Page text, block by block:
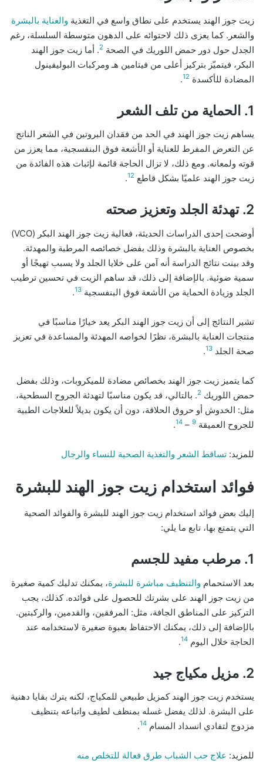
زيت جوز الهند يستخدم على نطاق واسع في التغذية والعناية بالبشرة
والشعر. كما يعزى ذلك لاحتوائه على الدهون متوسطة السلسلة، رغم
الجدل حول دور حمض اللوريك في الصحة 2. أما زيت جوز الهند
البكر، فيتميّز بتركيز أعلى من فيتامين هـ ومركبات البوليفينول
المضادة للأكسدة 12
.
1. الحماية من تلف الشعر
يساهم زيت جوز الهند في الحد من فقدان البروتين في الشعر الناتج
عن التعرض المفرط للعناية أو الأشعة فوق البنفسجية، مما يعزز من
قوته ولمعانه. ومع ذلك، لا تزال الحاجة قائمة لإثبات هذه الفائدة من
زيت جوز الهند علميًا بشكل قاطع 12
.
2. تهدئة الجلد وتعزيز صحته
أوضحت إحدى الدراسات الحديثة، فعالية زيت جوز الهند البكر (VCO)
بخصوص العناية بالبشرة وذلك بفضل خصائصه المرطبة والمهدئة.
وقد بينت نتائج الدراسة أنه آمن على خلايا الجلد ولا يسبب تهيجًا أو
سمية ضوئية. بالإضافة إلى ذلك، قد ساهم الزيت في تحسين ترطيب
الجلد وزيادة الحماية من الأشعة فوق البنفسجية 13
.
تشير النتائج إلى أن زيت جوز الهند البكر يعد خيارًا مناسبًا في
منتجات العناية بالبشرة، نظرًا لخواصه المهدئة والمساعدة في تعزيز
صحة الجلد 13
.
كما يتميز زيت جوز الهند بخصائص مضادة للميكروبات، وذلك بفضل
حمض اللوريك 2. بالتالي، قد يكون مناسبًا لتهدئة الجروح السطحية،
مثل: الخدوش أو حروق الحلاقة، دون أن يكون بديلاً للعلاجات الطبية
للجروح العميقة 9
–
14
.
للمزيد: تساقط الشعر والتغذية الصحية للنساء والرجال
فوائد استخدام زيت جوز الهند للبشرة
إليك بعض فوائد استخدام زيت جوز الهند للبشرة والفوائد الصحية
التي يتمتع بها، تابع ما يلي:
1. مرطب مفيد للجسم
بعد الاستحمام والتنظيف مباشرة للبشرة، يمكنك تدليك كمية صغيرة
من زيت جوز الهند على بشرتك للحصول على فوائده. كذلك، يجب
التركيز على المناطق الجافة، مثل: المرفقين، والقدمين، والركبتين.
بالإضافة إلى ذلك، يمكنك الاحتفاظ بعبوة صغيرة لاستخدامه عند
الحاجة خلال اليوم 14
.
2. مزيل مكياج جيد
يستخدم زيت جوز الهند كمزيل طبيعي للمكياج، لكنه يترك بقايا دهنية
على البشرة. لذلك يفضل غسله بمنظف لطيف واتباعه بتنظيف
مزدوج لتفادي انسداد المسام 14
.
للمزيد: علاج حب الشباب طرق فعالة للتخلص منه